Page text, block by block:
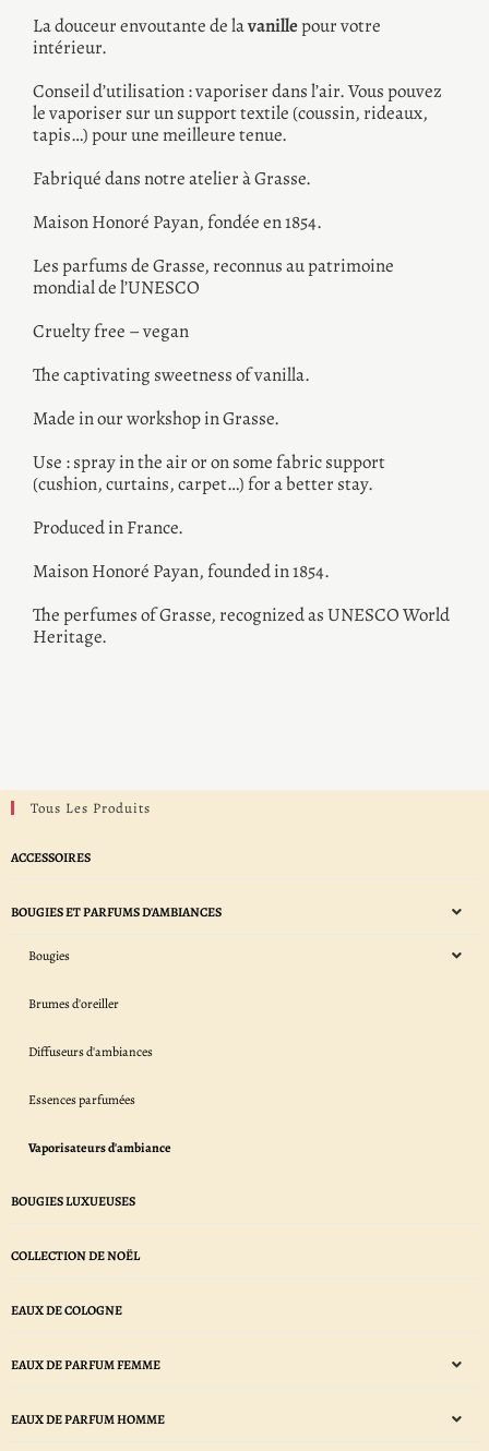
La douceur envoutante de lavanillepour votre
intérieur.
Conseil d’utilisation : vaporiser dans l’air. Vous pouvez
le vaporiser sur un support textile (coussin, rideaux,
tapis…) pour une meilleure tenue.
Fabriqué dans notre atelier à Grasse.
Maison Honoré Payan, fondée en 1854.
Les parfums de Grasse, reconnus au patrimoine
mondial de l’UNESCO
Cruelty free – vegan
The captivating sweetness of vanilla.
Made in our workshop in Grasse.
Use : spray in the air or on some fabric support
(cushion, curtains, carpet…) for a better stay.
Produced in France.
Maison Honoré Payan, founded in 1854.
The perfumes of Grasse, recognized as UNESCO World
Heritage.
Tous Les Produits
ACCESSOIRES
BOUGIES ET PARFUMS D'AMBIANCES
Bougies
Brumes d'oreiller
Diffuseurs d'ambiances
Essences parfumées
Vaporisateurs d'ambiance
BOUGIES LUXUEUSES
COLLECTION DE NOËL
EAUX DE COLOGNE
EAUX DE PARFUM FEMME
EAUX DE PARFUM HOMME